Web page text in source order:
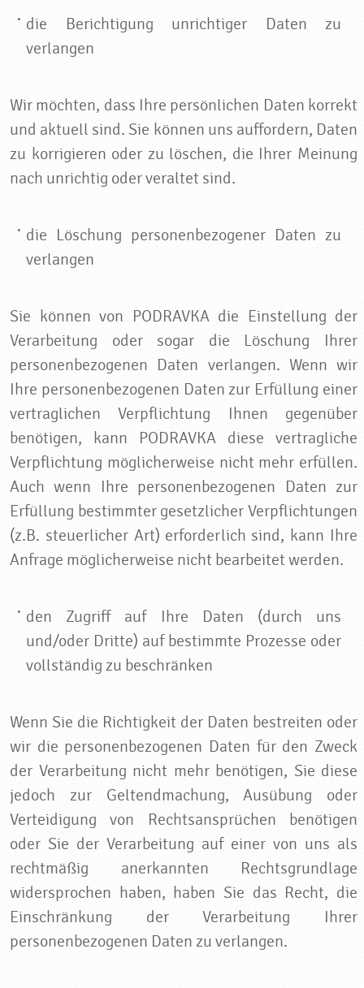
die Berichtigung unrichtiger Daten zu
verlangen
Wir möchten, dass Ihre persönlichen Daten korrekt
und aktuell sind. Sie können uns auffordern, Daten
zu korrigieren oder zu löschen, die Ihrer Meinung
nach unrichtig oder veraltet sind.
die Löschung personenbezogener Daten zu
verlangen
Sie können von PODRAVKA die Einstellung der
Verarbeitung oder sogar die Löschung Ihrer
personenbezogenen Daten verlangen. Wenn wir
Ihre personenbezogenen Daten zur Erfüllung einer
vertraglichen Verpflichtung Ihnen gegenüber
benötigen, kann PODRAVKA diese vertragliche
Verpflichtung möglicherweise nicht mehr erfüllen.
Auch wenn Ihre personenbezogenen Daten zur
Erfüllung bestimmter gesetzlicher Verpflichtungen
(z.B. steuerlicher Art) erforderlich sind, kann Ihre
Anfrage möglicherweise nicht bearbeitet werden.
den Zugriff auf Ihre Daten (durch uns
und/oder Dritte) auf bestimmte Prozesse oder
vollständig zu beschränken
Wenn Sie die Richtigkeit der Daten bestreiten oder
wir die personenbezogenen Daten für den Zweck
der Verarbeitung nicht mehr benötigen, Sie diese
jedoch zur Geltendmachung, Ausübung oder
Verteidigung von Rechtsansprüchen benötigen
oder Sie der Verarbeitung auf einer von uns als
rechtmäßig anerkannten Rechtsgrundlage
widersprochen haben, haben Sie das Recht, die
Einschränkung der Verarbeitung Ihrer
personenbezogenen Daten zu verlangen.